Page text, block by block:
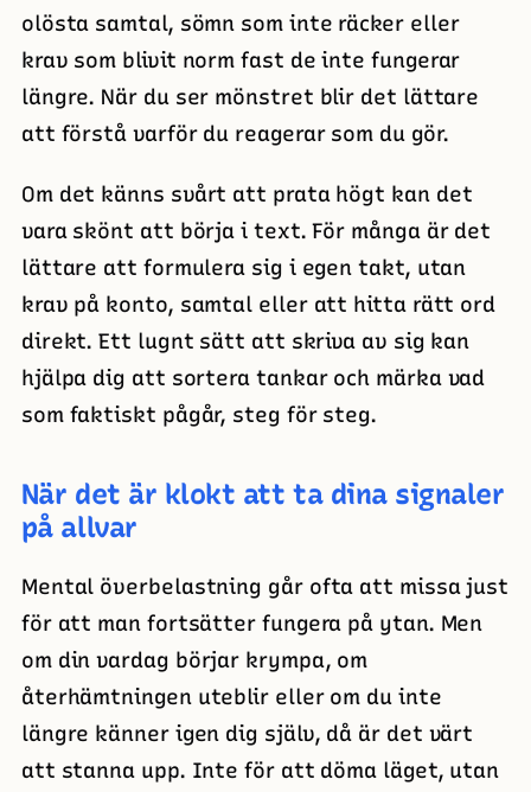
olösta samtal, sömn som inte räcker eller
krav som blivit norm fast de inte fungerar
längre. När du ser mönstret blir det lättare
att förstå varför du reagerar som du gör.
Om det känns svårt att prata högt kan det
vara skönt att börja i text. För många är det
lättare att formulera sig i egen takt, utan
krav på konto, samtal eller att hitta rätt ord
direkt. Ett lugnt sätt att skriva av sig kan
hjälpa dig att sortera tankar och märka vad
som faktiskt pågår, steg för steg.
När det är klokt att ta dina signaler
på allvar
Mental överbelastning går ofta att missa just
för att man fortsätter fungera på ytan. Men
om din vardag börjar krympa, om
återhämtningen uteblir eller om du inte
längre känner igen dig själv, då är det värt
att stanna upp. Inte för att döma läget, utan